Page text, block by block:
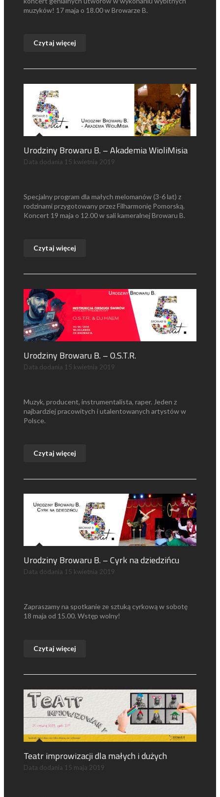
muzyków! 17 maja o 18.00 w Browarze B.
Czytaj więcej
Urodziny Browaru B. – Akademia WioliMisia
Data dodania 15 kwietnia 2019
Specjalny program dla małych melomanów (3-6 lat) z
rodzinami przygotowany przez Filharmonię Pomorską.
Koncert 19 maja o 12.00 w sali kameralnej Browaru B.
Czytaj więcej
Urodziny Browaru B. – O.S.T.R.
Data dodania 15 kwietnia 2019
Muzyk, producent, instrumentalista, raper. Jeden z
najbardziej pracowitych i utalentowanych artystów w
Polsce.
Czytaj więcej
Urodziny Browaru B. – Cyrk na dziedzińcu
Data dodania 15 kwietnia 2019
Zapraszamy na spotkanie ze sztuką cyrkową w sobotę
18 maja od 15.00. Wstęp wolny!
Czytaj więcej
Teatr improwizacji dla małych i dużych
Data dodania 15 maja 2019